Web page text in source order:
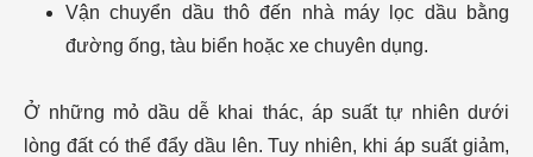
Vận chuyển dầu thô đến nhà máy lọc dầu bằng
đường ống, tàu biển hoặc xe chuyên dụng.
Ở những mỏ dầu dễ khai thác, áp suất tự nhiên dưới
lòng đất có thể đẩy dầu lên. Tuy nhiên, khi áp suất giảm,